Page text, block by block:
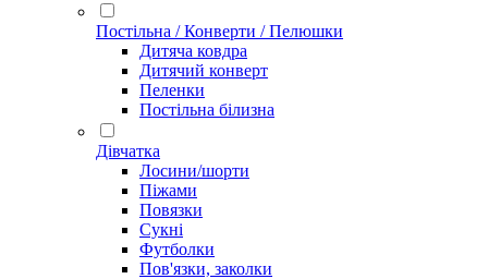
Постільна / Конверти / Пелюшки
Дитяча ковдра
Дитячий конверт
Пеленки
Постільна білизна
Дівчатка
Лосини/шорти
Піжами
Повязки
Сукні
Футболки
Пов'язки, заколки